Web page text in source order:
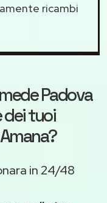
ricambi
Padova
dei tuoi
in 24/48